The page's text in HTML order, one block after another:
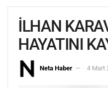
İLHAN
HAYATINI
Neta Haber 4 Mart